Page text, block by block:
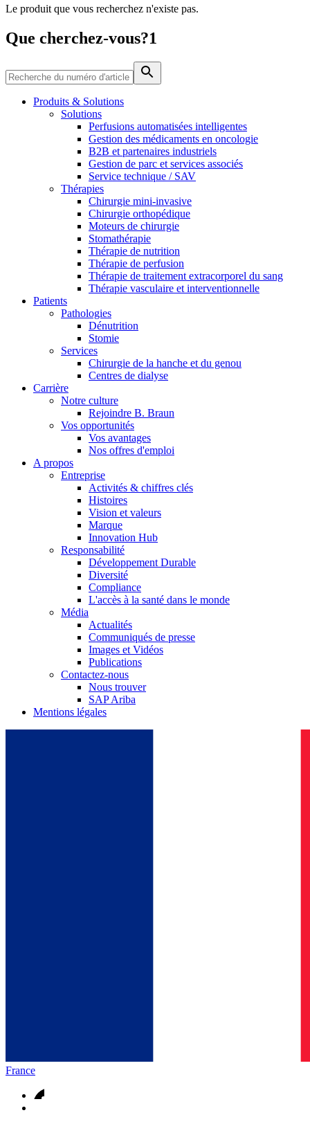
Catalogue de produits
Trouvez le produit que vous recherchez. Visitez le catalogue
de produits B. Braun avec notre portefeuille complet.
Média
Contactez-nous
Pôle d’innovation
Stimulons ensemble l’innovation dans la technologie
médicale. Apprenez-en plus sur notre centre d’innovation et
présentez votre idée.
En dialogue avec B. Braun. Contactez-nous.
Le produit que vous recherchez n'existe pas.
Que cherchez-vous?1
Produits & Solutions
Solutions
Perfusions automatisées intelligentes
Gestion des médicaments en oncologie
B2B et partenaires industriels
Gestion de parc et services associés
Service technique / SAV
Thérapies
Chirurgie mini-invasive
Chirurgie orthopédique
Moteurs de chirurgie
Stomathérapie
Thérapie de nutrition
Thérapie de perfusion
Thérapie de traitement extracorporel du sang
Thérapie vasculaire et interventionnelle
Patients
Pathologies
Dénutrition
Stomie
Services
Chirurgie de la hanche et du genou
Centres de dialyse
Carrière
Notre culture
Rejoindre B. Braun
Vos opportunités
Vos avantages
Nos offres d'emploi
A propos
Entreprise
Activités & chiffres clés
Histoires
Vision et valeurs
Marque
Innovation Hub
Responsabilité
Développement Durable
Diversité
Compliance
L'accès à la santé dans le monde
Média
Actualités
Communiqués de presse
Images et Vidéos
Publications
Contactez-nous
Nous trouver
SAP Ariba
Mentions légales
France